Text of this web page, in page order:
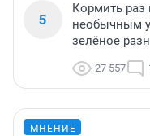
5
Кормить
необычным
зелёное
27 557
МНЕНИЕ